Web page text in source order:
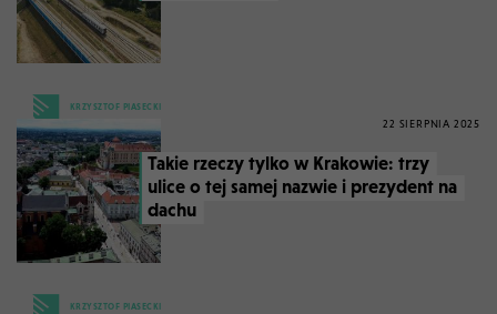
KRZYSZTOF PIASECKI
22 SIERPNIA 2025
Takie rzeczy tylko w Krakowie: trzy
ulice o tej samej nazwie i prezydent na
dachu
KRZYSZTOF PIASECKI